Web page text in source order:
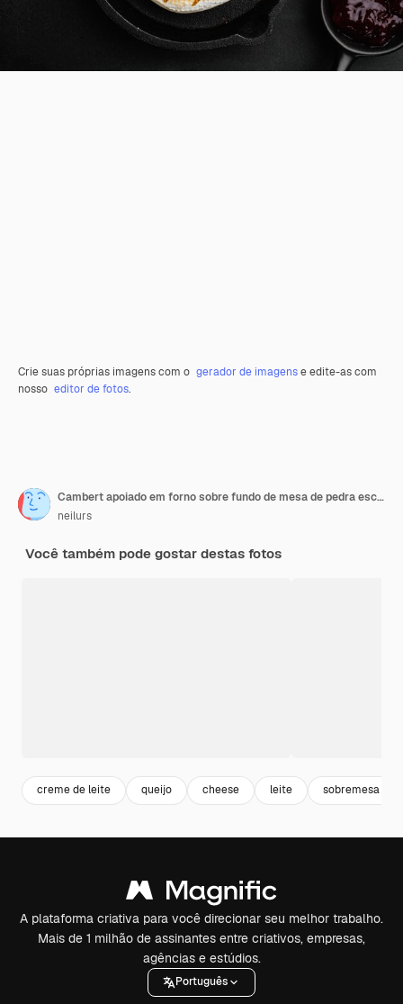
Crie suas próprias imagens com o gerador de imagense edite-as com
nosso editor de fotos.
Cambert apoiado em forno sobre fundo de mesa de pedra escura preta, vista superior plana
neilurs
Você também pode gostar destas fotos
creme de leite queijo cheese leite sobremesa
A plataforma criativa para você direcionar seu melhor trabalho.
Mais de 1 milhão de assinantes entre criativos, empresas,
agências e estúdios.
Português